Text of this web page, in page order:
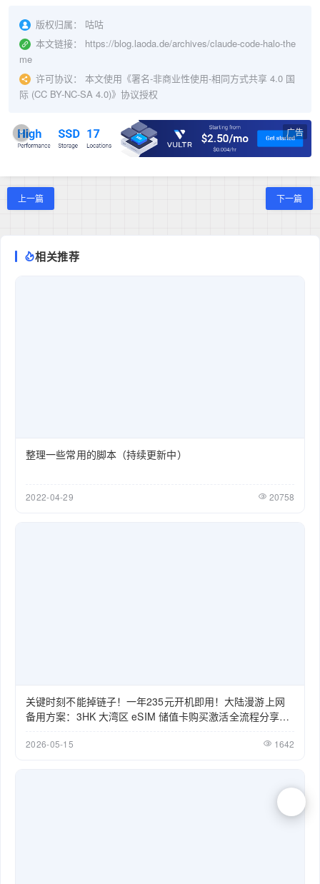
版权归属：
咕咕
本文链接：
https://blog.laoda.de/archives/claude-code-halo-the
me
许可协议：
本文使用《署名-非商业性使用-相同方式共享 4.0 国
际 (CC BY-NC-SA 4.0)》协议授权
× 广告
上一篇 下一篇
相关推荐
整理一些常用的脚本（持续更新中）
2022-04-29 20758
关键时刻不能掉链子！一年235元开机即用！大陆漫游上网
备用方案：3HK 大湾区 eSIM 储值卡购买激活全流程分享
2026-05-15 1642